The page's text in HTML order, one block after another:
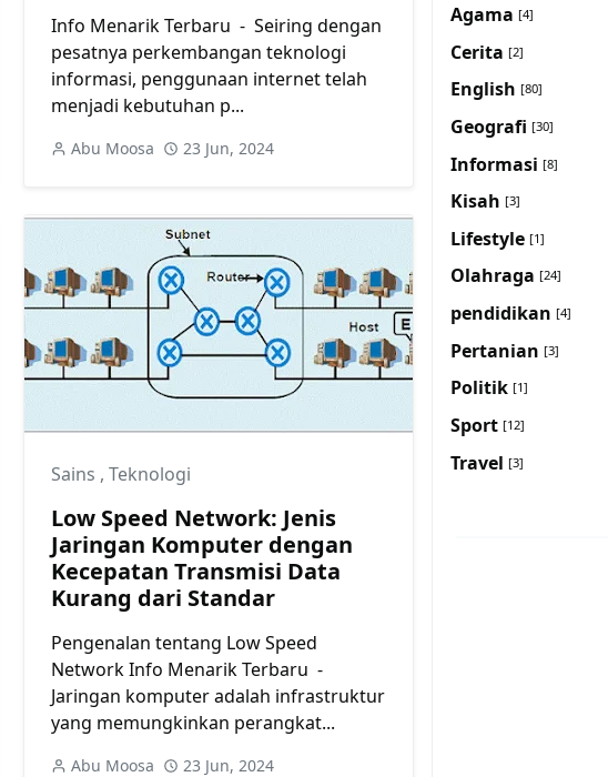
Info Menarik Terbaru - Seiring dengan
pesatnya perkembangan teknologi
informasi, penggunaan internet telah
menjadi kebutuhan p...
Abu Moosa 23 Jun, 2024
Sains , Teknologi
Low Speed Network: Jenis
Jaringan Komputer dengan
Kecepatan Transmisi Data
Kurang dari Standar
Pengenalan tentang Low Speed
Network Info Menarik Terbaru -
Jaringan komputer adalah infrastruktur
yang memungkinkan perangkat...
Abu Moosa 23 Jun, 2024
Agama [4]
Cerita [2]
English [80]
Geografi [30]
Informasi [8]
Kisah [3]
Lifestyle [1]
Olahraga [24]
pendidikan [4]
Pertanian [3]
Politik [1]
Sport [12]
Travel [3]